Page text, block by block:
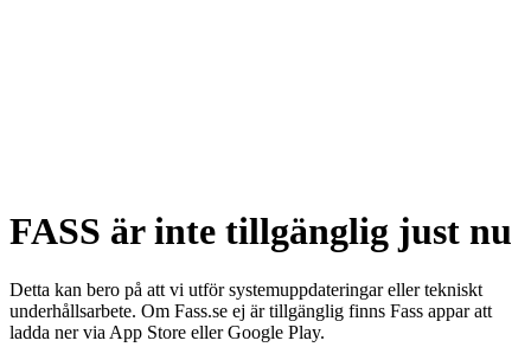
FASS är inte tillgänglig just nu
Detta kan bero på att vi utför systemuppdateringar eller tekniskt
underhållsarbete. Om Fass.se ej är tillgänglig finns Fass appar att
ladda ner via App Store eller Google Play.